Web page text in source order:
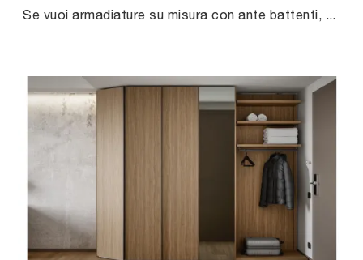
Se vuoi armadiature su misura con ante battenti, clicca e scopri l'armadio Armadio sottoscala 02A di Cinquanta3 in melaminico.